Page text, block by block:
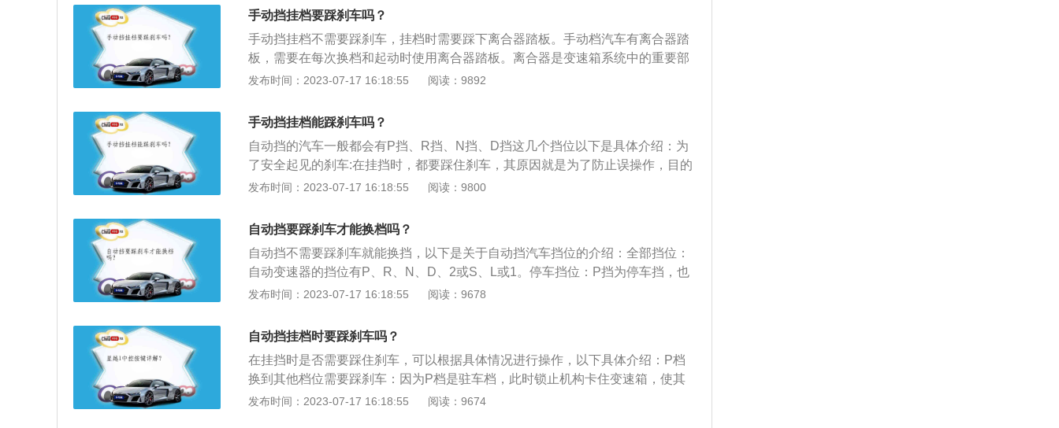
介绍：1、P档，驻车档。当停车时，记得把它挂在P档。此时，汽车将停止制
动，不会出现“打滑”。2、R挡，倒车档。位于P挡之下，是大家开车时用得比较
多的倒档。相信很多老司机都很熟悉这个档位。每次在目的地找到好的停车位，
都需要用R挡倒车入仓。3、N挡，空挡。相当于手动变速箱的一挡，在红绿灯停
车时可以挂空挡，下坡时不要挂空挡。4、D挡，前进挡。也是很多司机用的最多
车，很容易磨损刹车片。这时候只要这样挂档位就不用踩刹车了。
手动挡挂档要踩刹车吗？
手动挡挂档不需要踩刹车，挂档时需要踩下离合器踏板。手动档汽车有离合器踏
板，需要在每次换档和起动时使用离合器踏板。离合器是变速箱系统中的重要部
件。离合器安装在发动机和齿轮箱之间。松开离合器踏板时，离合器将分离。踩
离合器踏板即可。如果换档过程中离合器踏板未完全踩下，将无法平稳换档。启
动时，需要使用半联动技术。半联动是使离合器稍微结合，但不是完全结合。因
为起动时，发动机飞轮和离合器片之间的转速差过大。如果此时离合器完全接
合，将导致发动机熄火。
发布时间：2023-07-17 16:18:55 阅读：9892
手动挡挂档能踩刹车吗？
自动挡的汽车一般都会有P挡、R挡、N挡、D挡这几个挡位以下是具体介绍：为
了安全起见的刹车:在挂挡时，都要踩住刹车，其原因就是为了防止误操作，目的
就是为了安全起见。不能随意换挡:不管各个档位中能不能随意换来换去，只要在
下就不难理解：如果不踩刹车直接挂前进挡，车子会瞬间向前，这时如果是个新
手，一慌张又踩到了油门，那车辆就会加速了，很容易发生事故；包括倒车也是
一个道理。不过，随着汽车技术的发展，当下也有一些自动挡车型挂挡时不需要
踩刹车，那是因为很多车型都设计了解锁按钮，不允许未踩刹车将P挡挂入其他
的挡位，
发布时间：2023-07-17 16:18:55 阅读：9800
自动挡要踩刹车才能换档吗？
自动挡不需要踩刹车就能换挡，以下是关于自动挡汽车挡位的介绍：全部挡位：
自动变速器的挡位有P、R、N、D、2或S、L或1。停车挡位：P挡为停车挡，也
称泊车挡。其它挡位：R为倒挡，N为空挡、D为前进挡，也称驱动挡。运动模
自动挡注意事项的扩展资料：一般情况：驾驶时如无特殊要求，不要将挡杆在
D、1等挡位来回拨动。损害：启动自动挡车时，要确保挡位在P挡或N挡上，否
则会损坏变速箱。倒车：自动挡车倒车时应确保车辆停稳后再挂入R挡倒车。
发布时间：2023-07-17 16:18:55 阅读：9678
自动挡挂档时要踩刹车吗？
在挂挡时是否需要踩住刹车，可以根据具体情况进行操作，以下具体介绍：P档
换到其他档位需要踩刹车：因为P档是驻车档，此时锁止机构卡住变速箱，使其
不能正常转动，属于刚性锁止功能。目的是为了防止车辆停的路面不平整，从而
发布时间：2023-07-17 16:18:55 阅读：9674